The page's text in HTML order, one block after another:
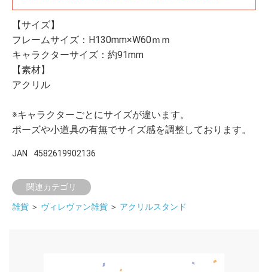
【サイズ】
フレームサイズ：H130mm×W60ｍｍ
キャラクターサイズ：約91mm
【素材】
アクリル
※キャラクターごとにサイズが違います。
ポーズや小道具の有無でサイズ感を調整しております。
JAN 4582619902136
関連カテゴリ
雑貨 ＞ ヴィレヴァン雑貨 ＞ アクリルスタンド